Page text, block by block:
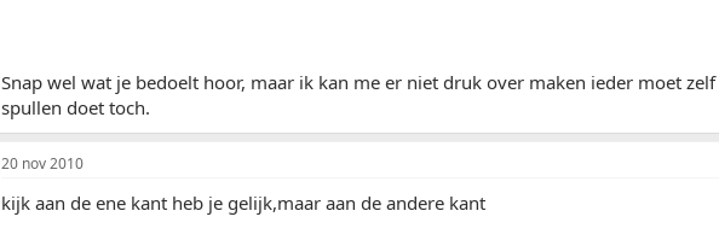
Snap wel wat je bedoelt hoor, maar ik kan me er niet druk over maken ieder moet
spullen doet toch.
20 nov 2010
kijk aan de ene kant heb je gelijk,maar aan de andere kant